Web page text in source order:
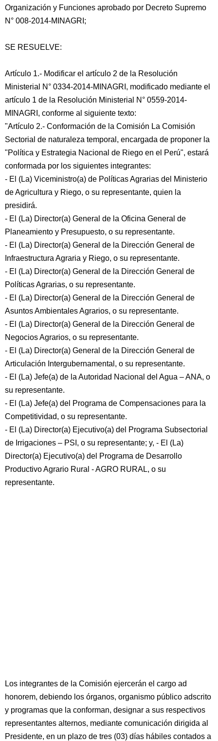
Organización y Funciones aprobado por Decreto Supremo
N° 008-2014-MINAGRI;
SE RESUELVE:
Artículo 1.- Modificar el artículo 2 de la Resolución
Ministerial N° 0334-2014-MINAGRI, modificado mediante el
artículo 1 de la Resolución Ministerial N° 0559-2014-
MINAGRI, conforme al siguiente texto:
"Artículo 2.- Conformación de la Comisión La Comisión
Sectorial de naturaleza temporal, encargada de proponer la
"Política y Estrategia Nacional de Riego en el Perú", estará
conformada por los siguientes integrantes:
- El (La) Viceministro(a) de Políticas Agrarias del Ministerio
de Agricultura y Riego, o su representante, quien la
presidirá.
- El (La) Director(a) General de la Oficina General de
Planeamiento y Presupuesto, o su representante.
- El (La) Director(a) General de la Dirección General de
Infraestructura Agraria y Riego, o su representante.
- El (La) Director(a) General de la Dirección General de
Políticas Agrarias, o su representante.
- El (La) Director(a) General de la Dirección General de
Asuntos Ambientales Agrarios, o su representante.
- El (La) Director(a) General de la Dirección General de
Negocios Agrarios, o su representante.
- El (La) Director(a) General de la Dirección General de
Articulación Intergubernamental, o su representante.
- El (La) Jefe(a) de la Autoridad Nacional del Agua – ANA, o
su representante.
- El (La) Jefe(a) del Programa de Compensaciones para la
Competitividad, o su representante.
- El (La) Director(a) Ejecutivo(a) del Programa Subsectorial
de Irrigaciones – PSI, o su representante; y, - El (La)
Director(a) Ejecutivo(a) del Programa de Desarrollo
Productivo Agrario Rural - AGRO RURAL, o su
representante.
Los integrantes de la Comisión ejercerán el cargo ad
honorem, debiendo los órganos, organismo público adscrito
y programas que la conforman, designar a sus respectivos
representantes alternos, mediante comunicación dirigida al
Presidente, en un plazo de tres (03) días hábiles contados a